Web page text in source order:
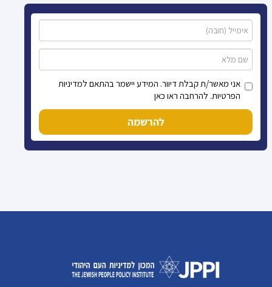
אני מאשר/ת קבלת דיוור. המידע יישמר בהתאם למדיניות
הפרטיות. להרחבה ראו כאן
להרשמה